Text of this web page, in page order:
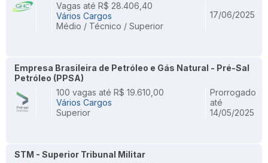
Vagas até R$ 28.406,40
Vários Cargos
Médio / Técnico / Superior
17/06/2025
Empresa Brasileira de Petróleo e Gás Natural - Pré-Sal
Petróleo (PPSA)
100 vagas até R$ 19.610,00
Vários Cargos
Superior
Prorrogado
até
14/05/2025
STM - Superior Tribunal Militar